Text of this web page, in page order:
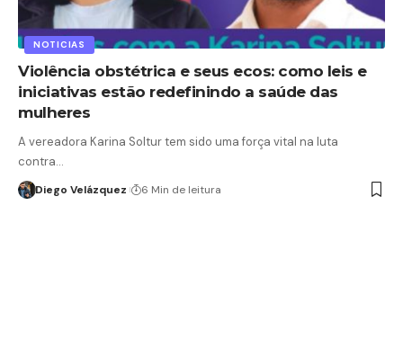
NOTICIAS
Violência obstétrica e seus ecos: como leis e
iniciativas estão redefinindo a saúde das
mulheres
A vereadora Karina Soltur tem sido uma força vital na luta
contra…
Diego Velázquez 6 Min de leitura